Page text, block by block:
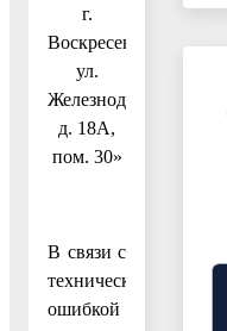
г.
Воскресенск,
ул.
Железнодорожная,
д. 18А,
пом. 30»
В связи с
технической
ошибкой